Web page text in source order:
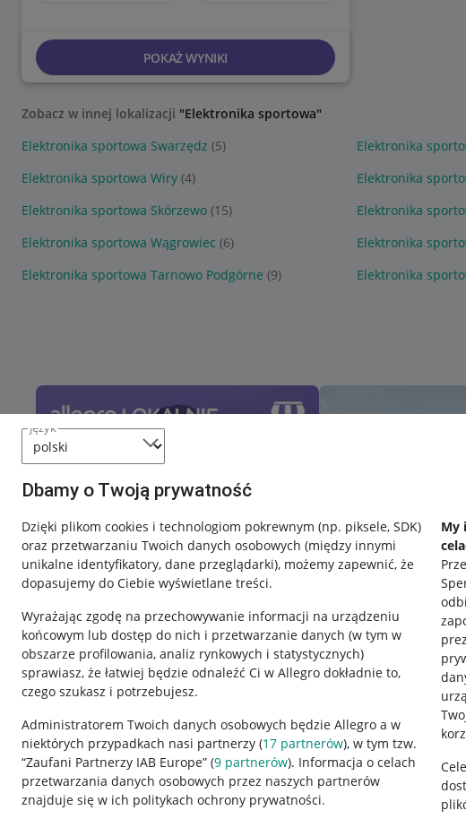
język
Dbamy o Twoją prywatność
Dzięki plikom cookies i technologiom pokrewnym (np. piksele, SDK)
oraz przetwarzaniu Twoich danych osobowych (między innymi
unikalne identyfikatory, dane przeglądarki), możemy zapewnić, że
dopasujemy do Ciebie wyświetlane treści.
Wyrażając zgodę na przechowywanie informacji na urządzeniu
końcowym lub dostęp do nich i przetwarzanie danych (w tym w
obszarze profilowania, analiz rynkowych i statystycznych)
sprawiasz, że łatwiej będzie odnaleźć Ci w Allegro dokładnie to,
czego szukasz i potrzebujesz.
Administratorem Twoich danych osobowych będzie Allegro a w
niektórych przypadkach nasi partnerzy (17 partnerów), w tym tzw.
“Zaufani Partnerzy IAB Europe” (9 partnerów). Informacja o celach
przetwarzania danych osobowych przez naszych partnerów
znajduje się w ich politykach ochrony prywatności.
My
POKAŻ WYNIKI
Zobacz w innej lokalizacji "Elektronika sportowa"
Elektronika sportowa Swarzędz (5) Elektronika
Elektronika sportowa Wiry (4) Elektronika
Elektronika sportowa Skórzewo (15) Elektronika
Elektronika sportowa Wągrowiec (6) Elektronika
Elektronika sportowa Tarnowo Podgórne (9) Elektronika
Przydatne informacje
Jak to działa
Napisz do nas
Allegro Gadane dla sprzedających
Regulamin
Polityka plików "cookies"
Ustawienia plików